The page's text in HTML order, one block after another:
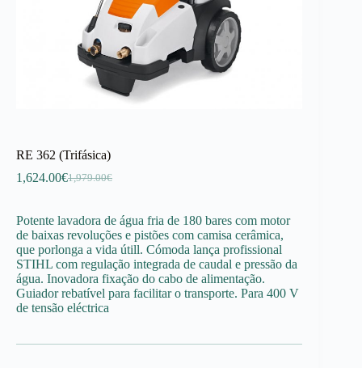
RE 362 (Trifásica)
1,979.00€
O
original
era:
1,979.00€.
1,624.00€O
atual
é:
1,624.00€.
Potente lavadora de água fria de 180 bares com motor
de baixas revoluções e pistões com camisa cerâmica,
que porlonga a vida útill. Cómoda lança profissional
STIHL com regulação integrada de caudal e pressão da
água. Inovadora fixação do cabo de alimentação.
Guiador rebatível para facilitar o transporte. Para 400 V
de tensão eléctrica